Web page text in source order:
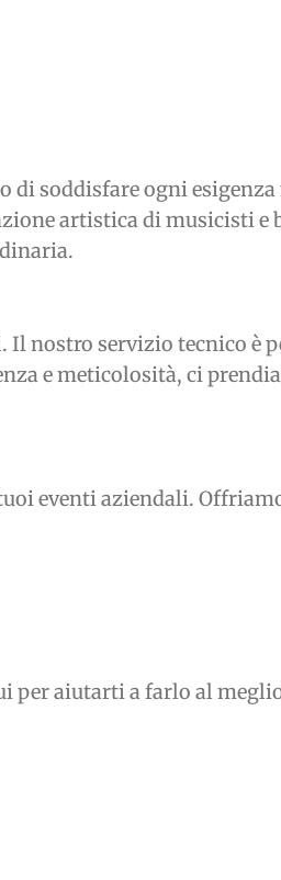
di soddisfare ogni
artistica di musicisti e
Il nostro servizio tecnico è
e meticolosità, ci
eventi aziendali.
per aiutarti a farlo al